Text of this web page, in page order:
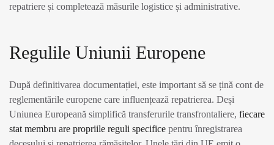
repatriere și completează măsurile logistice și administrative.
Regulile Uniunii Europene
După definitivarea documentației, este important să se țină cont de
reglementările europene care influențează repatrierea. Deși
Uniunea Europeană simplifică transferurile transfrontaliere, fiecare
stat membru are propriile reguli specifice pentru înregistrarea